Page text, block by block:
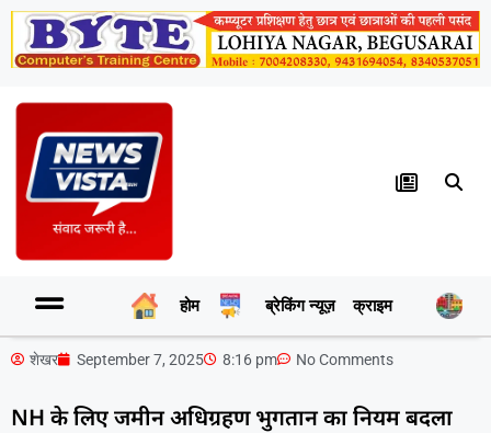
होम ब्रेकिंग न्यूज़ क्राइम
शेखर September 7, 2025 8:16 pm No Comments
NH के लिए जमीन अधिग्रहण भुगतान का नियम बदला